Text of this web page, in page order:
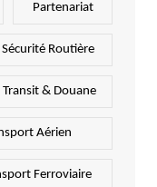
Partenariat
Sécurité Routière
Transit & Douane
Aérien
Ferroviaire